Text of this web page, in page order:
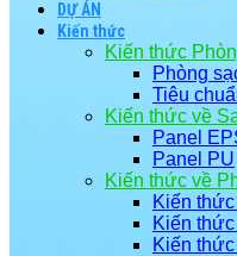
DỰ ÁN
Kiến thức
Kiến thức
Phòng
Tiêu
Kiến thức về
Panel
Panel PU
Kiến thức về
Kiến
Kiến
Kiến